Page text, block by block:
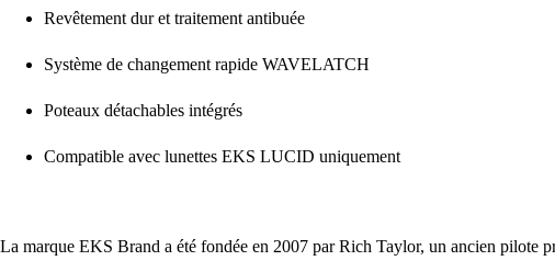
Revêtement dur et traitement antibuée
Système de changement rapide WAVELATCH
Poteaux détachables intégrés
Compatible avec lunettes EKS LUCID uniquement
La marque EKS Brand a été fondée en 2007 par Rich Taylor, un ancien pilote